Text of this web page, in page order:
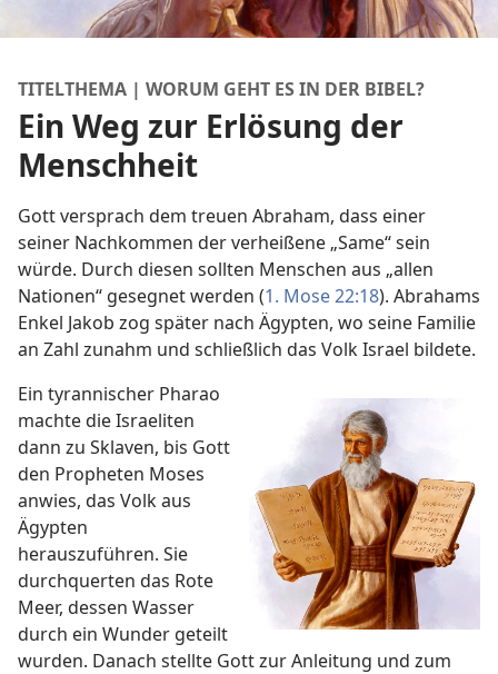
TITELTHEMA | WORUM GEHT ES IN DER BIBEL?
Ein Weg zur Erlösung der
Menschheit
Gott versprach dem treuen Abraham, dass einer
seiner Nachkommen der verheißene „Same“ sein
würde. Durch diesen sollten Menschen aus „allen
Nationen“ gesegnet werden (1. Mose 22:18). Abrahams
Enkel Jakob zog später nach Ägypten, wo seine Familie
an Zahl zunahm und schließlich das Volk Israel bildete.
Ein tyrannischer Pharao
machte die Israeliten
dann zu Sklaven, bis Gott
den Propheten Moses
anwies, das Volk aus
Ägypten
herauszuführen. Sie
durchquerten das Rote
Meer, dessen Wasser
durch ein Wunder geteilt
wurden. Danach stellte Gott zur Anleitung und zum